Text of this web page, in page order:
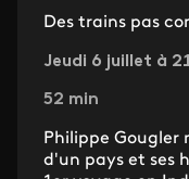
Des trains pas
Jeudi 6 juillet à
52 min
Philippe Gougler
d'un pays et ses